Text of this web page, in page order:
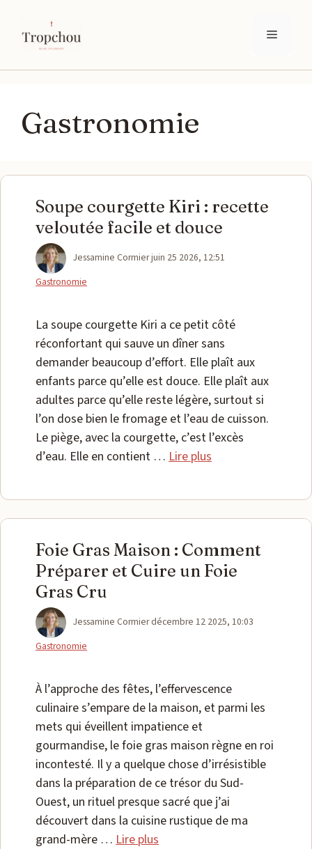
contenu
Menu
Gastronomie
Soupe courgette Kiri : recette
veloutée facile et douce
Jessamine Cormierjuin 25 2026, 12:51
Gastronomie
La soupe courgette Kiri a ce petit côté
réconfortant qui sauve un dîner sans
demander beaucoup d’effort. Elle plaît aux
enfants parce qu’elle est douce. Elle plaît aux
adultes parce qu’elle reste légère, surtout si
l’on dose bien le fromage et l’eau de cuisson.
Le piège, avec la courgette, c’est l’excès
d’eau. Elle en contient … Lire plus
Foie Gras Maison : Comment
Préparer et Cuire un Foie
Gras Cru
Jessamine Cormierdécembre 12 2025, 10:03
Gastronomie
À l’approche des fêtes, l’effervescence
culinaire s’empare de la maison, et parmi les
mets qui éveillent impatience et
gourmandise, le foie gras maison règne en roi
incontesté. Il y a quelque chose d’irrésistible
dans la préparation de ce trésor du Sud-
Ouest, un rituel presque sacré que j’ai
découvert dans la cuisine rustique de ma
grand-mère … Lire plus